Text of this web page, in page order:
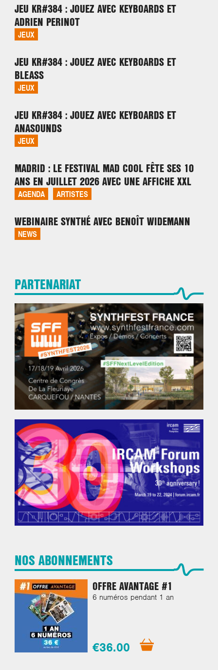
JEU KR#384 : JOUEZ AVEC KEYBOARDS ET
ADRIEN PERINOT
JEUX
JEU KR#384 : JOUEZ AVEC KEYBOARDS ET
BLEASS
JEUX
JEU KR#384 : JOUEZ AVEC KEYBOARDS ET
ANASOUNDS
JEUX
MADRID : LE FESTIVAL MAD COOL FÊTE SES 10
ANS EN JUILLET 2026 AVEC UNE AFFICHE XXL
AGENDA ARTISTES
WEBINAIRE SYNTHÉ AVEC BENOÎT WIDEMANN
NEWS
PARTENARIAT
NOS ABONNEMENTS
OFFRE AVANTAGE #1
6 numéros pendant 1 an
€36.00